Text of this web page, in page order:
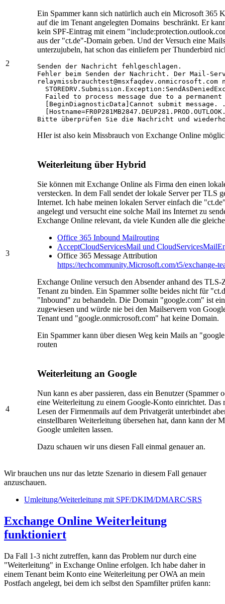
2
Ein Spammer kann sich natürlich auch ein Microsoft 365
auf die im Tenant angelegten Domains beschränkt. Er
kein SPF-Eintrag mit einem
aus der "ct.de"-Domain geben. Und der Versuch eine
unterzujubeln, hat schon das einliefern per Thunderbird
Senden der Nachricht fehlgeschlagen.
Fehler beim Senden der Nachricht. Der Mail-
Failed to process message due to a
[BeginDiagnosticData]Cannot submit message.
Bitte überprüfen Sie die Nachricht und
HIer ist also kein Missbrauch von Exchange Online
3
Weiterleitung über Hybrid
Sie können mit Exchange Online als Firma den einen
verstecken. In dem Fall sendet der lokale Server per TLS
Internet. Ich habe meinen lokalen Server einfach die
angelegt und versucht eine solche Mail ins Internet zu
Exchange Online relevant, da viele Kunden alle die
Office 365 Inbound Mailrouting
AcceptCloudServicesMail und
Office 365 Message Attribution
https://techcommunity.Microsoft.com/t5/exchange-
Exchange Online versuch den Absender anhand des
Tenant zu binden. Ein Spammer sollte beides nicht für
"Inbound" zu behandeln. Die Domain "google.com" ist
zugewiesen und würde nie bei den Mailservern von
Tenant und "google.onmicrosoft.com" hat keine Domain.
Ein Spammer kann über diesen Weg kein Mails an
routen
4
Weiterleitung an Google
Nun kann es aber passieren, dass ein Benutzer
eine Weiterleitung zu einem Google-Konto einrichtet. Das
Lesen der Firmenmails auf dem Privatgerät unterbindet
einstellbaren Weiterleitung übersehen hat, dann kann der
Google umleiten lassen.
Dazu schauen wir uns diesen Fall einmal genauer an.
Wir brauchen uns nur das letzte Szenario in diesem Fall genauer
anzuschauen.
Umleitung/Weiterleitung mit SPF/DKIM/DMARC/SRS
Exchange Online Weiterleitung
funktioniert
Da Fall 1-3 nicht zutreffen, kann das Problem nur durch eine
"Weiterleitung" in Exchange Online erfolgen. Ich habe daher in
einem Tenant beim Konto eine Weiterleitung per OWA an mein
Postfach angelegt, bei dem ich selbst den Spamfilter prüfen kann: